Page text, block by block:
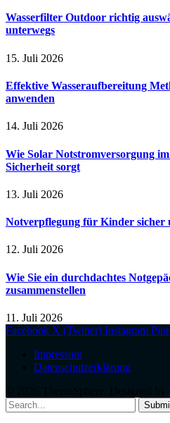
Wasserfilter Outdoor richtig
unterwegs
15. Juli 2026
Effektive Wasseraufbereitung
anwenden
14. Juli 2026
Wie Solar Notstromversorgung
Sicherheit sorgt
13. Juli 2026
Notverpflegung für Kinder sicher
12. Juli 2026
Wie Sie ein durchdachtes
zusammenstellen
11. Juli 2026
Facebook X (Twitter) Instagram
Impressum
Datenschutzerklärung